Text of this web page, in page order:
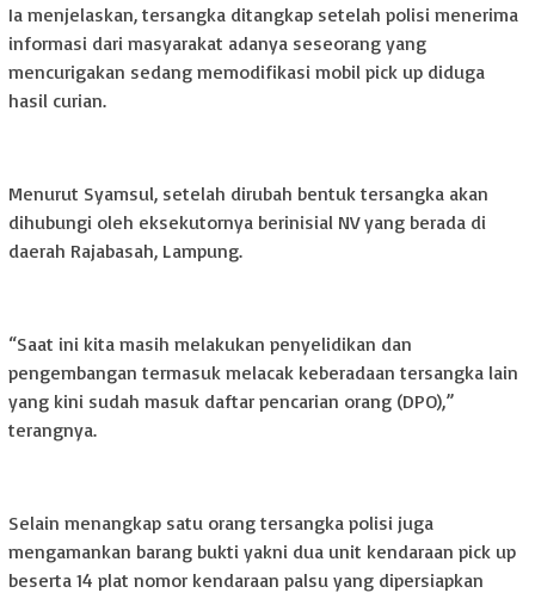
Ia menjelaskan, tersangka ditangkap setelah polisi menerima
informasi dari masyarakat adanya seseorang yang
mencurigakan sedang memodifikasi mobil pick up diduga
hasil curian.
Menurut Syamsul, setelah dirubah bentuk tersangka akan
dihubungi oleh eksekutornya berinisial NV yang berada di
daerah Rajabasah, Lampung.
“Saat ini kita masih melakukan penyelidikan dan
pengembangan termasuk melacak keberadaan tersangka lain
yang kini sudah masuk daftar pencarian orang (DPO),”
terangnya.
Selain menangkap satu orang tersangka polisi juga
mengamankan barang bukti yakni dua unit kendaraan pick up
beserta 14 plat nomor kendaraan palsu yang dipersiapkan